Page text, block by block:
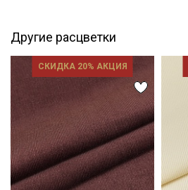
- сушить в подвешенном хорошо
- гладить с осторожностью только
Цветопередача (тон) может
цвета ткани в зависимости от
зависимости от партии.
Другие расцветки
СКИДКА 20% АКЦИЯ